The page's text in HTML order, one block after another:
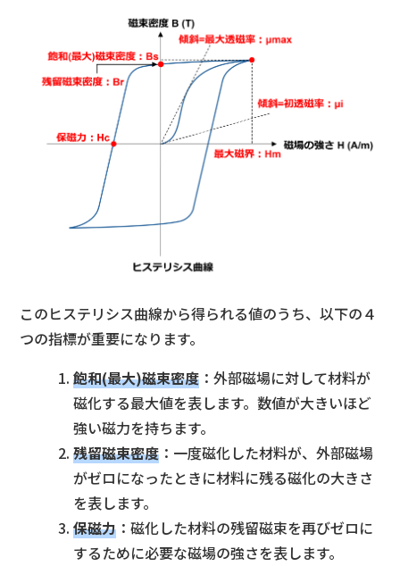
このヒステリシス曲線から得られる値のうち、以下の４
つの指標が重要になります。
飽和(最大)磁束密度 ：外部磁場に対して材料が
磁化する最大値を表します。数値が大きいほど
強い磁力を持ちます。
残留磁束密度 ：一度磁化した材料が、外部磁場
がゼロになったときに材料に残る磁化の大きさ
を表します。
保磁力 ：磁化した材料の残留磁束を再びゼロに
するために必要な磁場の強さを表します。